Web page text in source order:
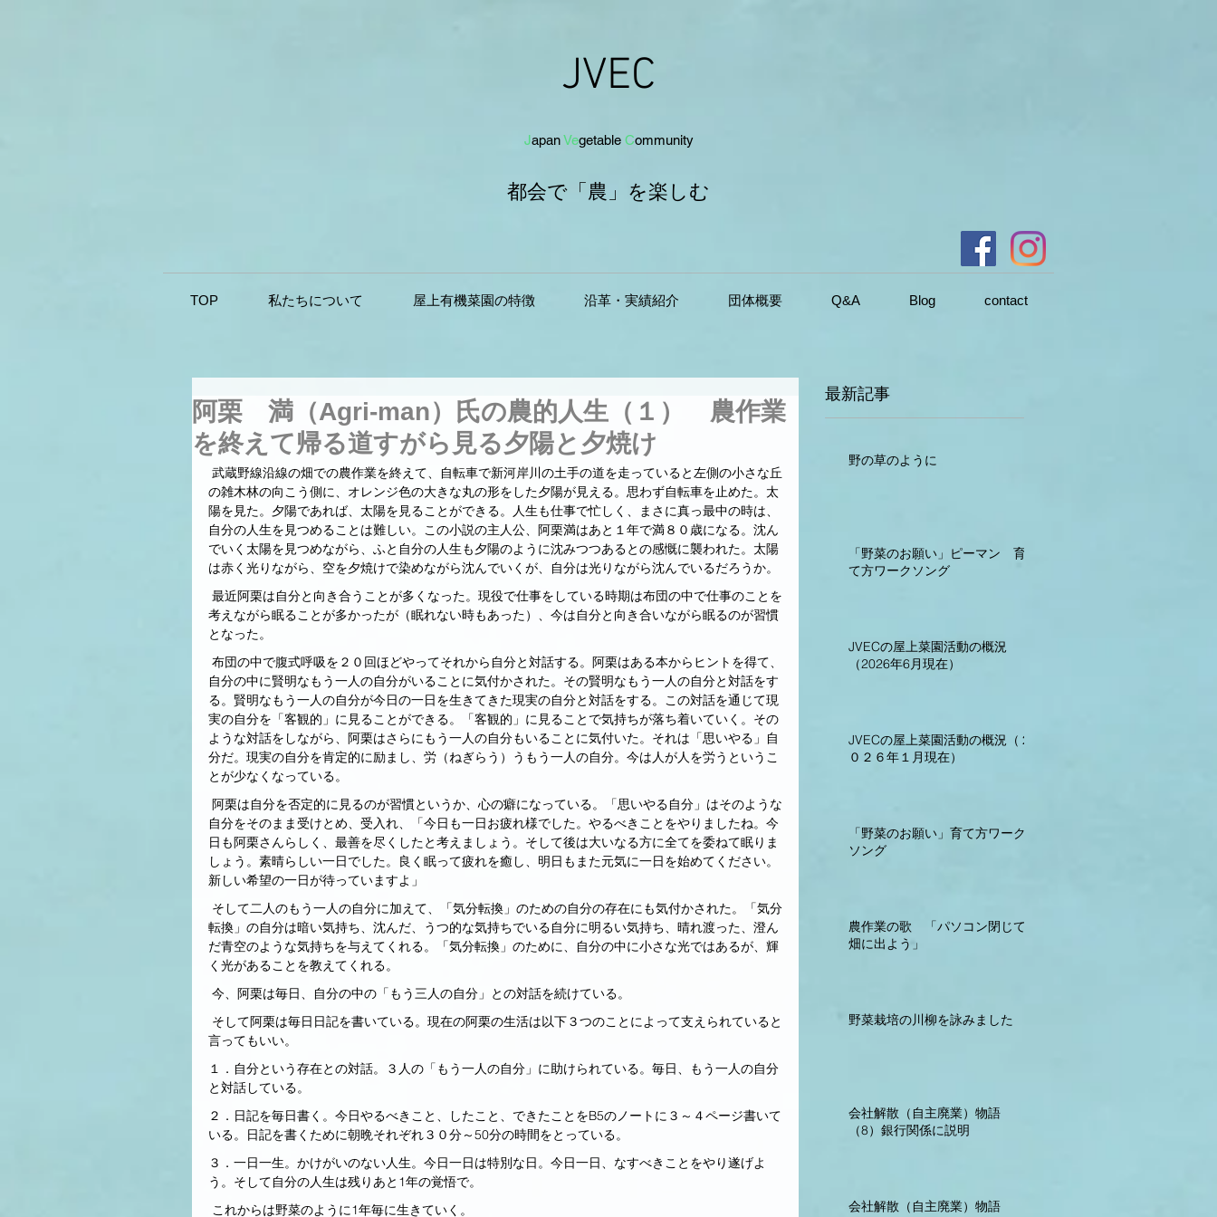
JVEC
JapanVegetable Community
都会で「農」を楽し む
TOP 私たちについて 屋上有機菜園の特徴 沿革・実績紹介 団体概要 Q&A Blog contact
阿栗 満（Agri‐man）氏の農的人生（１） 農作業
を終えて帰る道すがら見る夕陽と夕焼け
の雑木林の向こう側に、オレンジ色の大きな丸の形をした夕陽が見える。思わず自転車を止めた。太
陽を見た。夕陽であれば、太陽を見ることができる。人生も仕事で忙しく、まさに真っ最中の時は、
自分の人生を見つめることは難しい。この小説の主人公、阿栗満はあと１年で満８０歳になる。沈ん
でいく太陽を見つめながら、ふと自分の人生も夕陽のように沈みつつあるとの感慨に襲われた。太陽
は赤く光りながら、空を夕焼けで染めながら沈んでいくが、自分は光りながら沈んでいるだろうか。
考えながら眠ることが多かったが（眠れない時もあった）、今は自分と向き合いながら眠るのが習慣
となった。
自分の中に賢明なもう一人の自分がいることに気付かされた。その賢明なもう一人の自分と対話をす
る。賢明なもう一人の自分が今日の一日を生きてきた現実の自分と対話をする。この対話を通じて現
実の自分を「客観的」に見ることができる。「客観的」に見ることで気持ちが落ち着いていく。その
ような対話をしながら、阿栗はさらにもう一人の自分もいることに気付いた。それは「思いやる」自
分だ。現実の自分を肯定的に励まし、労（ねぎらう）うもう一人の自分。今は人が人を労うというこ
とが少なくなっている。
自分をそのまま受けとめ、受入れ、「今日も一日お疲れ様でした。やるべきことをやりましたね。今
日も阿栗さんらしく、最善を尽くしたと考えましょう。そして後は大いなる方に全てを委ねて眠りま
しょう。素晴らしい一日でした。良く眠って疲れを癒し、明日もまた元気に一日を始めてください。
新しい希望の一日が待っていますよ」
転換」の自分は暗い気持ち、沈んだ、うつ的な気持ちでいる自分に明るい気持ち、晴れ渡った、澄ん
だ青空のような気持ちを与えてくれる。「気分転換」のために、自分の中に小さな光ではあるが、輝
く光があることを教えてくれる。
今、阿栗は毎日、自分の中の「もう三人の自分」との対話を続けている。
言ってもいい。
１．自分という存在との対話。３人の「もう一人の自分」に助けられている。毎日、もう一人の自分
と対話している。
２．日記を毎日書く。今日やるべきこと、したこと、できたことをB5のノートに３～４ページ書いて
いる。日記を書くために朝晩それぞれ３０分～50分の時間をとっている。
３．一日一生。かけがいのない人生。今日一日は特別な日。今日一日、なすべきことをやり遂げよ
う。そして自分の人生は残りあと1年の覚悟で。
これからは野菜のように1年毎に生きていく。
最新記事
野の草のように
「野菜のお願い」ピーマン 育
て方ワークソング
JVECの屋上菜園活動の概況
（2026年6月現在）
JVECの屋上菜園活動の概況（２
０２６年１月現在）
「野菜のお願い」育て方ワーク
ソング
農作業の歌 「パソコン閉じて
畑に出よう」
野菜栽培の川柳を詠みました
会社解散（自主廃業）物語
（8）銀行関係に説明
会社解散（自主廃業）物語